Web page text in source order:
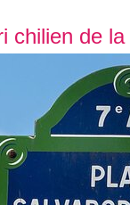
chilien de